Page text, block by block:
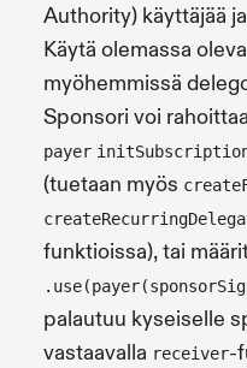
Authority) käyttäjää
Käytä olemassa
myöhemmissä
Sponsori voi
payer
(tuetaan myös
funktioissa), tai
palautuu kyseiselle
vastaavalla receiver-